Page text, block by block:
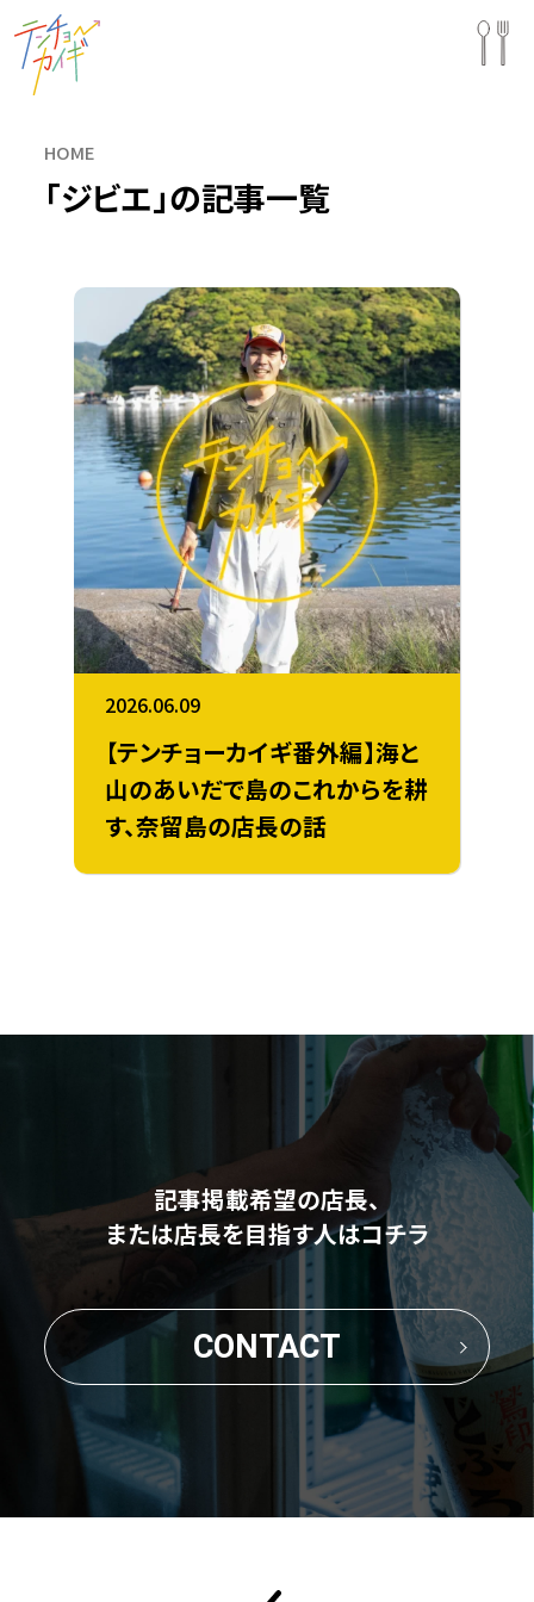
HOME
「ジビエ」の記事一覧
2026.06.09
【テンチョーカイギ番外編】海と
山のあいだで島のこれからを耕
す、奈留島の店長の話
記事掲載希望の店長、
または店長を目指す人はコチラ
CONTACT